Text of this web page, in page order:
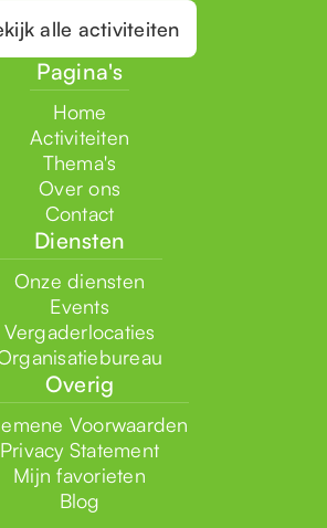
alle activiteiten
Pagina's
Home
Activiteiten
Thema's
Over ons
Contact
Diensten
Onze diensten
Events
Vergaderlocaties
Overig
Voorwaarden
Privacy Statement
Mijn favorieten
Blog